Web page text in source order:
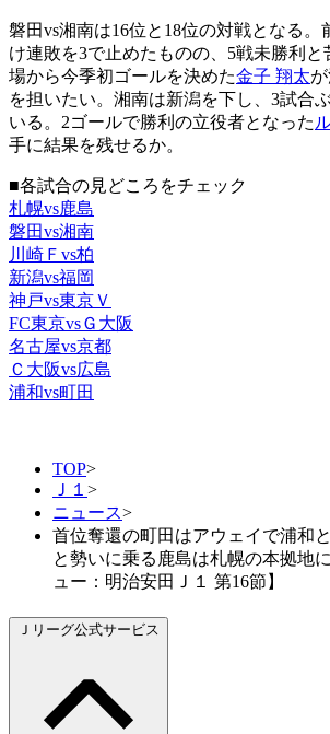
磐田vs湘南は16位と18位の対戦となる。
け連敗を3で止めたものの、5戦未勝利と
場から今季初ゴールを決めた金子 翔太
を担いたい。湘南は新潟を下し、3試合
いる。2ゴールで勝利の立役者となった
手に結果を残せるか。
■各試合の見どころをチェック
札幌vs鹿島
磐田vs湘南
川崎Ｆvs柏
新潟vs福岡
神戸vs東京Ｖ
FC東京vsＧ大阪
名古屋vs京都
Ｃ大阪vs広島
浦和vs町田
TOP>
Ｊ１ >
ニュース>
首位奪還の町田はアウェイで浦和
と勢いに乗る鹿島は札幌の本拠地
ュー：明治安田Ｊ１ 第16節】
Ｊリーグ公式サービス